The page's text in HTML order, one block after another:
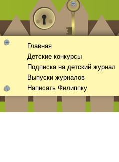
Главная
Детские конкурсы
Подписка на детский журнал
Выпуски журналов
Написать Филиппку